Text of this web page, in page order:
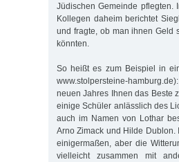
Jüdischen Gemeinde
Kollegen daheim berichtet
und fragte, ob man ihnen Geld
könnten.
So heißt es zum Beispiel in
www.stolpersteine-
neuen Jahres Ihnen das Beste
einige Schüler anlässlich des
auch im Namen von Lothar
Arno Zimack und Hilde
einigermaßen, aber die
vielleicht zusammen mit